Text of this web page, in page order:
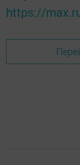
https://